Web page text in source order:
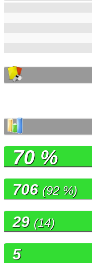
70 %
706 (92 %)
29 (14)
5